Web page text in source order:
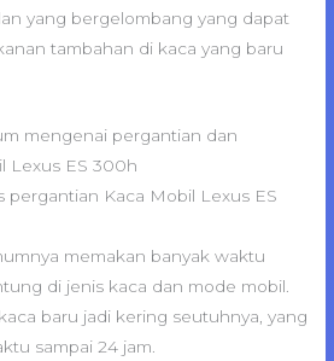
yang bergelombang yang dapat
tambahan di kaca yang baru
mengenai pergantian dan
Lexus ES 300h
pergantian Kaca Mobil Lexus ES
memakan banyak waktu
di jenis kaca dan mode mobil.
baru jadi kering seutuhnya, yang
sampai 24 jam.